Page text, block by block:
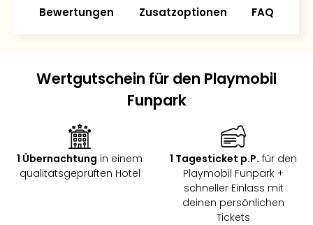
Bewertungen Zusatzoptionen FAQ
Wertgutschein für den Playmobil
Funpark
1 Übernachtung in einem
qualitätsgeprüften Hotel
1 Tagesticket p.P. für den
Playmobil Funpark +
schneller Einlass mit
deinen persönlichen
Tickets